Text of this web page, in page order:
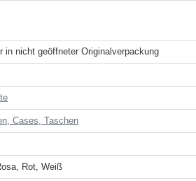
in nicht geöffneter Originalverpackung
Cases, Taschen
Rot, Weiß